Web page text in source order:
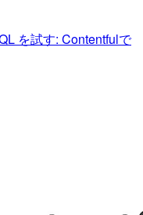
を試す: Contentfulで